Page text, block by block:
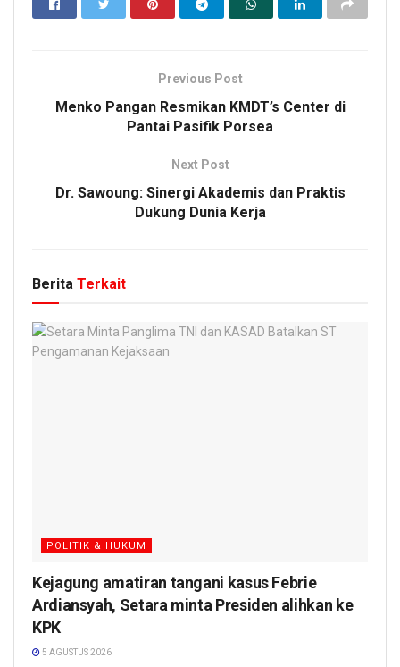
Previous Post
Menko Pangan Resmikan KMDT’s Center di
Pantai Pasifik Porsea
Next Post
Dr. Sawoung: Sinergi Akademis dan Praktis
Dukung Dunia Kerja
Berita Terkait
POLITIK & HUKUM
Kejagung amatiran tangani kasus Febrie
Ardiansyah, Setara minta Presiden alihkan ke
KPK
5 AGUSTUS 2026